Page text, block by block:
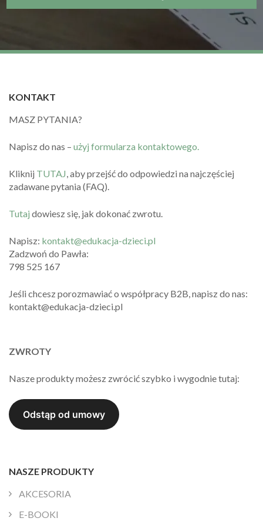
KONTAKT
MASZ PYTANIA?
Napisz do nas – użyj formularza kontaktowego.
Kliknij TUTAJ, aby przejść do odpowiedzi na najczęściej
zadawane pytania (FAQ).
Tutaj dowiesz się, jak dokonać zwrotu.
Napisz: kontakt@edukacja-dzieci.pl
Zadzwoń do Pawła:
798 525 167
Jeśli chcesz porozmawiać o współpracy B2B, napisz do nas:
kontakt@edukacja-dzieci.pl
ZWROTY
Nasze produkty możesz zwrócić szybko i wygodnie tutaj:
NASZE PRODUKTY
AKCESORIA
E-BOOKI